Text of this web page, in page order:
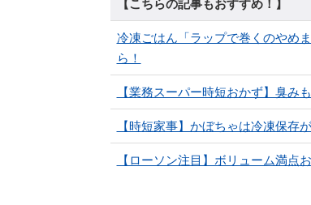
【こちらの記事もおすすめ！】
冷凍ごはん「ラップで巻くのやめ
ら！
【業務スーパー時短おかず】臭
【時短家事】かぼちゃは冷凍保存
【ローソン注目】ボリューム満点